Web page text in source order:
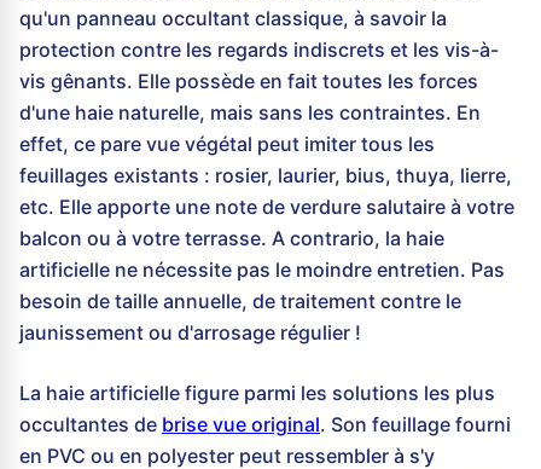
qu'un panneau occultant classique, à savoir la
protection contre les regards indiscrets et les vis-à-
vis gênants. Elle possède en fait toutes les forces
d'une haie naturelle, mais sans les contraintes. En
effet, ce pare vue végétal peut imiter tous les
feuillages existants : rosier, laurier, bius, thuya, lierre,
etc. Elle apporte une note de verdure salutaire à votre
balcon ou à votre terrasse. A contrario, la haie
artificielle ne nécessite pas le moindre entretien. Pas
besoin de taille annuelle, de traitement contre le
jaunissement ou d'arrosage régulier !
La haie artificielle figure parmi les solutions les plus
occultantes de brise vue original. Son feuillage fourni
en PVC ou en polyester peut ressembler à s'y